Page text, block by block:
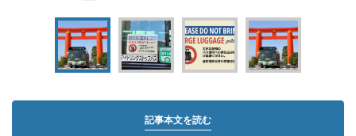
記事本文を読む